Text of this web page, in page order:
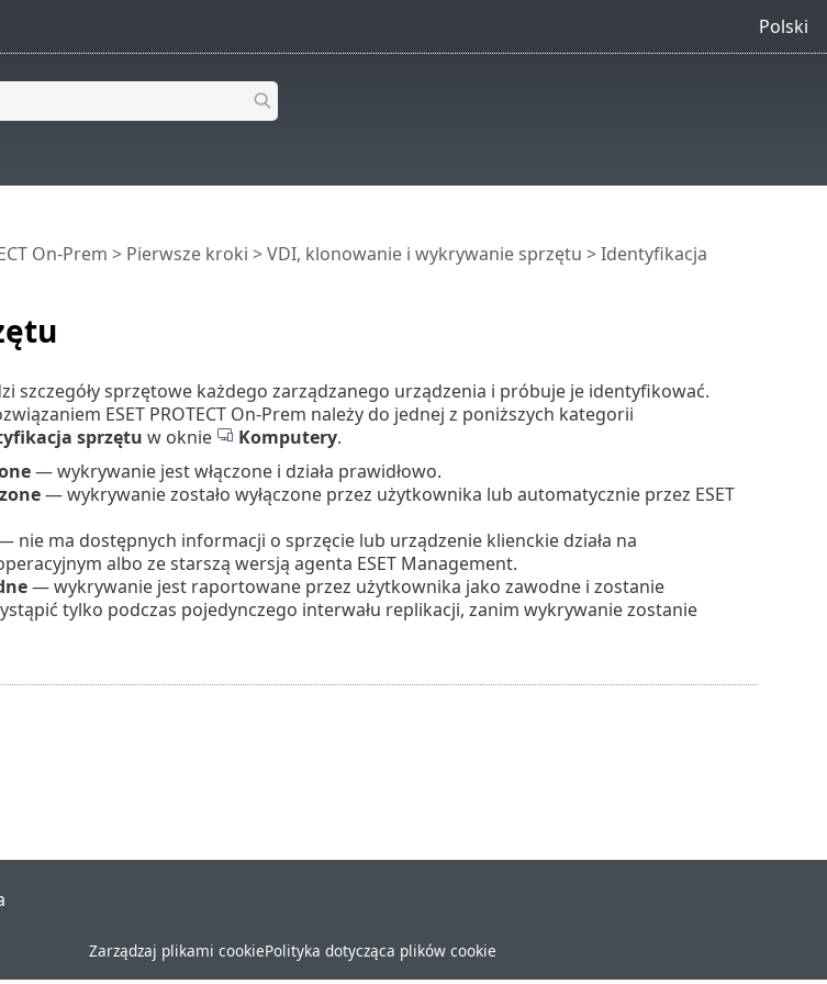
Polski
On-Prem > Pierwsze kroki >VDI, klonowanie i wykrywanie sprzętu > Identyfikacja
szczegóły sprzętowe każdego zarządzanego urządzenia i próbuje je identyfikować.
ESET PROTECT On-Prem należy do jednej z poniższych kategorii
sprzętu w oknie Komputery.
— wykrywanie jest włączone i działa prawidłowo.
— wykrywanie zostało wyłączone przez użytkownika lub automatycznie przez ESET
nie ma dostępnych informacji o sprzęcie lub urządzenie klienckie działa na
albo ze starszą wersją agenta ESET Management.
— wykrywanie jest raportowane przez użytkownika jako zawodne i zostanie
tylko podczas pojedynczego interwału replikacji, zanim wykrywanie zostanie
Zarządzaj plikami cookiePolityka dotycząca plików cookie